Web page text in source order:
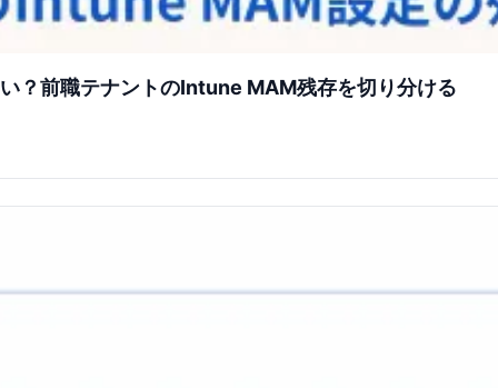
？前職テナントのIntune MAM残存を切り分ける